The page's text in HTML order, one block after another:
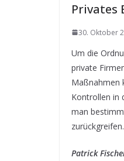
Privates
30. Oktober
Um die
private
Maßnahmen
Kontrollen in
man
zurückgreifen.
Patrick